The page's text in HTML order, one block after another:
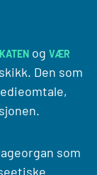
og VÆR
Den som
som